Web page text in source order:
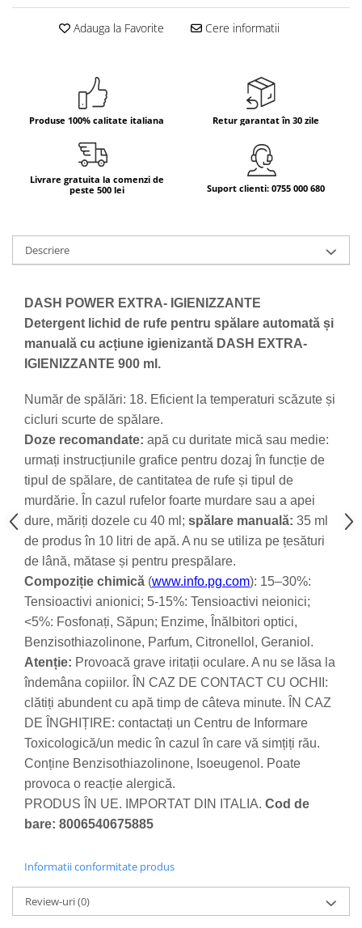
Bere italiana
Sucuri si bauturi racoritoare
Panettone cozonac italian,
Pandoro si Balocco
Produse fara gluten
Produse de patiserie
Adauga la Favorite Cere informatii
Produse 100% calitate italiana Retur garantat în 30 zile
Livrare gratuita la comenzi de
peste 500 lei
Suport clienti: 0755 000 680
Descriere
DASH POWER EXTRA- IGIENIZZANTE
Detergent lichid de rufe pentru spălare automată și
manuală cu acțiune igienizantă DASH EXTRA-
IGIENIZZANTE 900 ml.
Număr de spălări: 18. Eficient la temperaturi scăzute și
cicluri scurte de spălare.
Doze recomandate: apă cu duritate mică sau medie:
urmați instrucțiunile grafice pentru dozaj în funcție de
tipul de spălare, de cantitatea de rufe și tipul de
murdărie. În cazul rufelor foarte murdare sau a apei
dure, măriți dozele cu 40 ml; spălare manuală: 35 ml
de produs în 10 litri de apă. A nu se utiliza pe țesături
de lână, mătase și pentru prespălare.
Compoziție chimică (www.info.pg.com): 15–30%:
Tensioactivi anionici; 5-15%: Tensioactivi neionici;
<5%: Fosfonați, Săpun; Enzime, Înălbitori optici,
Benzisothiazolinone, Parfum, Citronellol, Geraniol.
Atenție: Provoacă grave iritații oculare. A nu se lăsa la
îndemâna copiilor. ÎN CAZ DE CONTACT CU OCHII:
clătiți abundent cu apă timp de câteva minute. ÎN CAZ
DE ÎNGHIȚIRE: contactați un Centru de Informare
Toxicologică/un medic în cazul în care vă simțiți rău.
Conține Benzisothiazolinone, Isoeugenol. Poate
provoca o reacție alergică.
PRODUS ÎN UE. IMPORTAT DIN ITALIA. Cod de
bare: 8006540675885
Informatii conformitate produs
Review-uri(0)